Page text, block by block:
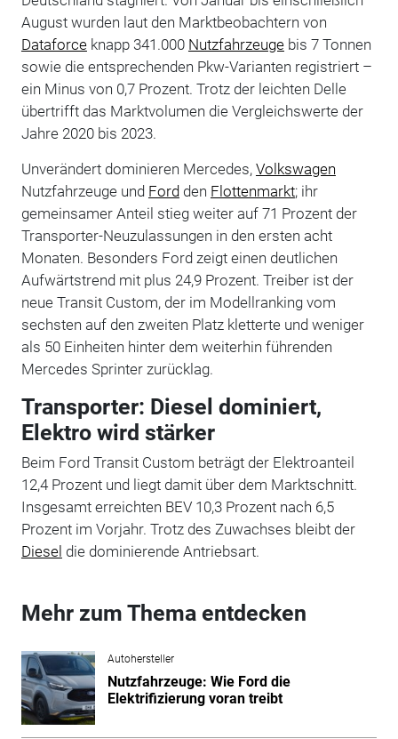
August wurden laut den Marktbeobachtern von
Dataforceknapp 341.000 Nutzfahrzeugebis 7 Tonnen
sowie die entsprechenden Pkw-Varianten registriert –
ein Minus von 0,7 Prozent. Trotz der leichten Delle
übertrifft das Marktvolumen die Vergleichswerte der
Jahre 2020 bis 2023.
Unverändert dominieren Mercedes, Volkswagen
Nutzfahrzeuge und Fordden Flottenmarkt; ihr
gemeinsamer Anteil stieg weiter auf 71 Prozent der
Transporter-Neuzulassungen in den ersten acht
Monaten. Besonders Ford zeigt einen deutlichen
Aufwärtstrend mit plus 24,9 Prozent. Treiber ist der
neue Transit Custom, der im Modellranking vom
sechsten auf den zweiten Platz kletterte und weniger
als 50 Einheiten hinter dem weiterhin führenden
Mercedes Sprinter zurücklag.
Transporter: Diesel dominiert,
Elektro wird stärker
Beim Ford Transit Custom beträgt der Elektroanteil
12,4 Prozent und liegt damit über dem Marktschnitt.
Insgesamt erreichten BEV 10,3 Prozent nach 6,5
Prozent im Vorjahr. Trotz des Zuwachses bleibt der
Diesel die dominierende Antriebsart.
Mehr zum Thema entdecken
Autohersteller
Nutzfahrzeuge: Wie Ford die
Elektrifizierung voran treibt